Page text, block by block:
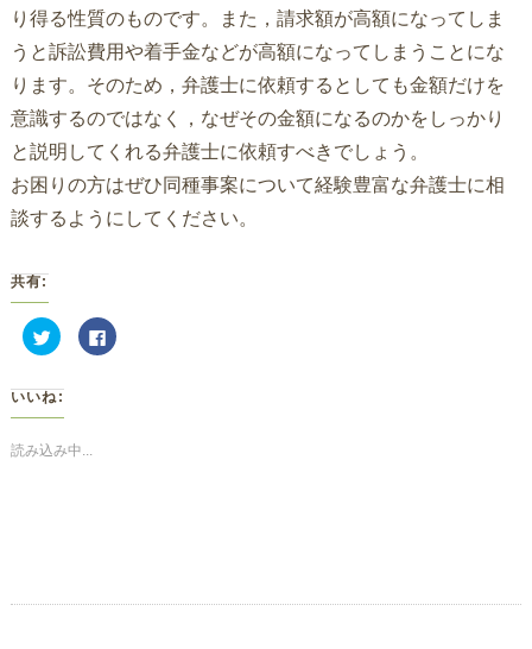
り得る性質のものです。また，請求額が高額になってしま
うと訴訟費用や着手金などが高額になってしまうことにな
ります。そのため，弁護士に依頼するとしても金額だけを
意識するのではなく，なぜその金額になるのかをしっかり
と説明してくれる弁護士に依頼すべきでしょう。
お困りの方はぜひ同種事案について経験豊富な弁護士に相
談するようにしてください。
共有:
ク
リ
し
て
Twitter
共
有
開
Facebook
で
し
いいね:
読み込み中...